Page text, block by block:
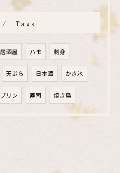
Tags
居酒屋 ハモ 刺身
天ぷら 日本酒 かき氷
プリン 寿司 焼き鳥